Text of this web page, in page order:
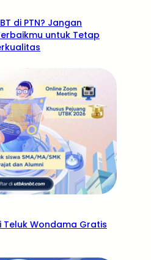
di PTN? Jangan
untuk Tetap
Teluk Wondama Gratis